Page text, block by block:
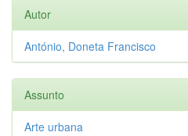
Autor
António, Doneta Francisco
Assunto
Arte urbana